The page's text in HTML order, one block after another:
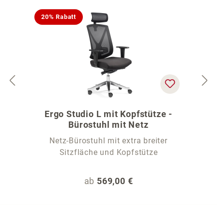
20% Rabatt
Ergo Studio L mit Kopfstütze -
Bürostuhl mit Netz
Netz-Bürostuhl mit extra breiter
Sitzfläche und Kopfstütze
Regulärer Preis:
ab 569,00 €